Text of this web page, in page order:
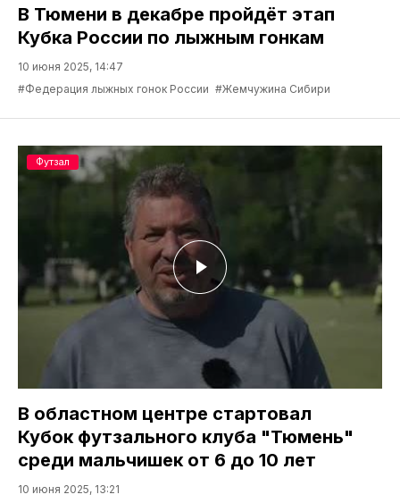
В Тюмени в декабре пройдёт этап
Кубка России по лыжным гонкам
10 июня 2025, 14:47
#Федерация лыжных гонок России #Жемчужина Сибири
В областном центре стартовал
Кубок футзального клуба "Тюмень"
среди мальчишек от 6 до 10 лет
10 июня 2025, 13:21
Футзал